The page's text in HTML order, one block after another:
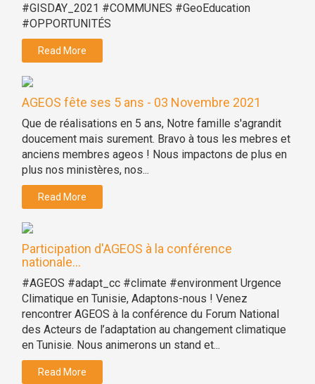
#GISDAY_2021 #COMMUNES #GeoEducation
#OPPORTUNITÉS
Read More
AGEOS fête ses 5 ans - 03 Novembre 2021
Que de réalisations en 5 ans, Notre famille s'agrandit
doucement mais surement. Bravo à tous les mebres et
anciens membres ageos ! Nous impactons de plus en
plus nos ministères, nos...
Read More
Participation d'AGEOS à la conférence
nationale...
#AGEOS #adapt_cc #climate #environment Urgence
Climatique en Tunisie, Adaptons-nous ! Venez
rencontrer AGEOS à la conférence du Forum National
des Acteurs de l’adaptation au changement climatique
en Tunisie. Nous animerons un stand et...
Read More